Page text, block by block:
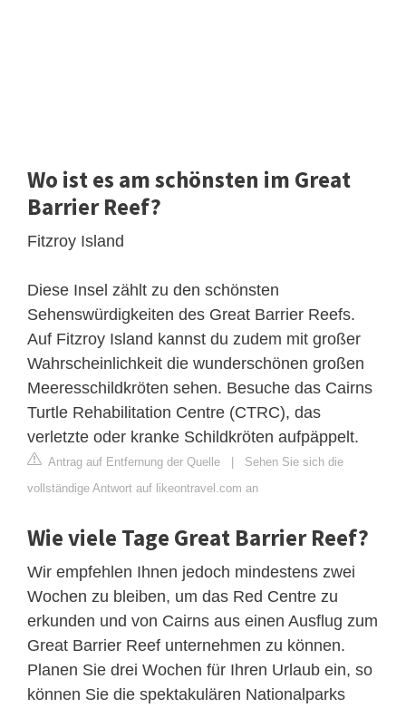
Wo ist es am schönsten im Great
Barrier Reef?
Fitzroy Island
Diese Insel zählt zu den schönsten
Sehenswürdigkeiten des Great Barrier Reefs.
Auf Fitzroy Island kannst du zudem mit großer
Wahrscheinlichkeit die wunderschönen großen
Meeresschildkröten sehen. Besuche das Cairns
Turtle Rehabilitation Centre (CTRC), das
verletzte oder kranke Schildkröten aufpäppelt.
Antrag auf Entfernung der Quelle | Sehen Sie sich die
vollständige Antwort auf likeontravel.com an
Wie viele Tage Great Barrier Reef?
Wir empfehlen Ihnen jedoch mindestens zwei
Wochen zu bleiben, um das Red Centre zu
erkunden und von Cairns aus einen Ausflug zum
Great Barrier Reef unternehmen zu können.
Planen Sie drei Wochen für Ihren Urlaub ein, so
können Sie die spektakulären Nationalparks